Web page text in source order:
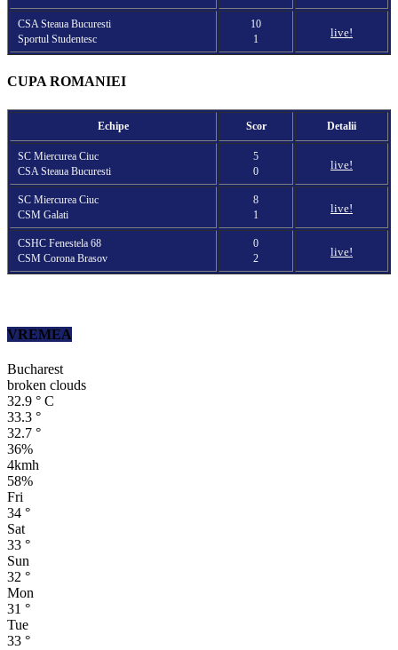
CSA Steaua Bucuresti
Sportul Studentesc
10
1
live!
CUPA ROMANIEI
Echipe Scor Detalii
SC Miercurea Ciuc
CSA Steaua Bucuresti
5
0
live!
SC Miercurea Ciuc
CSM Galati
8
1
live!
CSHC Fenestela 68
CSM Corona Brasov
0
2
live!
VREMEA
Bucharest
broken clouds
32.9 ° C
33.3 °
32.7 °
36%
4kmh
58%
Fri
34 °
Sat
33 °
Sun
32 °
Mon
31 °
Tue
33 °